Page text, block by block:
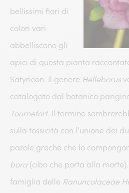
bellissimi fiori di
colori vari
abbelliscono gli
apici di questa pianta
Satyricon. Il genere Helleborus
catalogato dal botanico
Tournefort. Il termine
sulla tossicità con l’unione dei
parole greche che lo
bora (cibo che porta alla
famiglia delle Ranuncolaceae